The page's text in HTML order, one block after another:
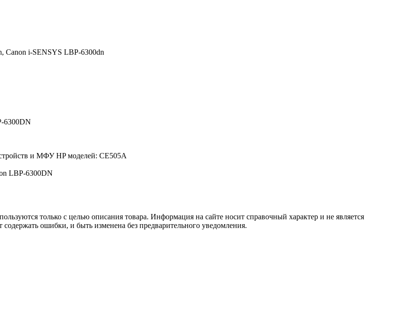
Canon i-SENSYS LBP-6300dn
6300DN
и МФУ HP моделей: CE505A
LBP-6300DN
только с целью описания товара. Информация на сайте носит справочный характер и не является
ошибки, и быть изменена без предварительного уведомления.